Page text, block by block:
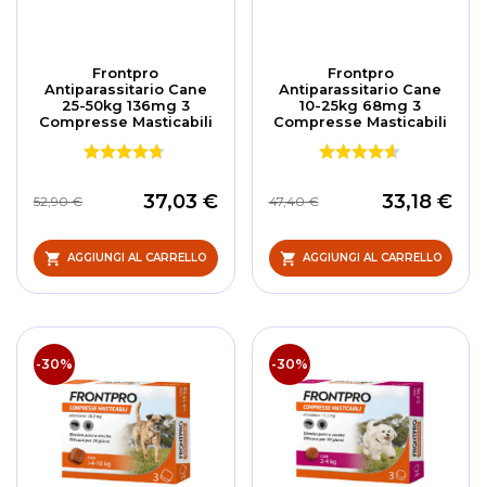
Frontpro
Antiparassitario Cane
25-50kg 136mg 3
Compresse Masticabili
37,03 €
52,90 €
AGGIUNGI AL CARRELLO
Frontpro
Antiparassitario Cane
10-25kg 68mg 3
Compresse Masticabili
33,18 €
47,40 €
AGGIUNGI AL CARRELLO
-30% -30%